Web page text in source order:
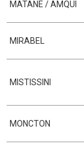
MATANE / AMQUI
MIRABEL
MISTISSINI
MONCTON